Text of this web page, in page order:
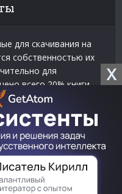
X
для скачивания на
собственностью их
для
всего 20% книги
разрешение
.
авторского права и